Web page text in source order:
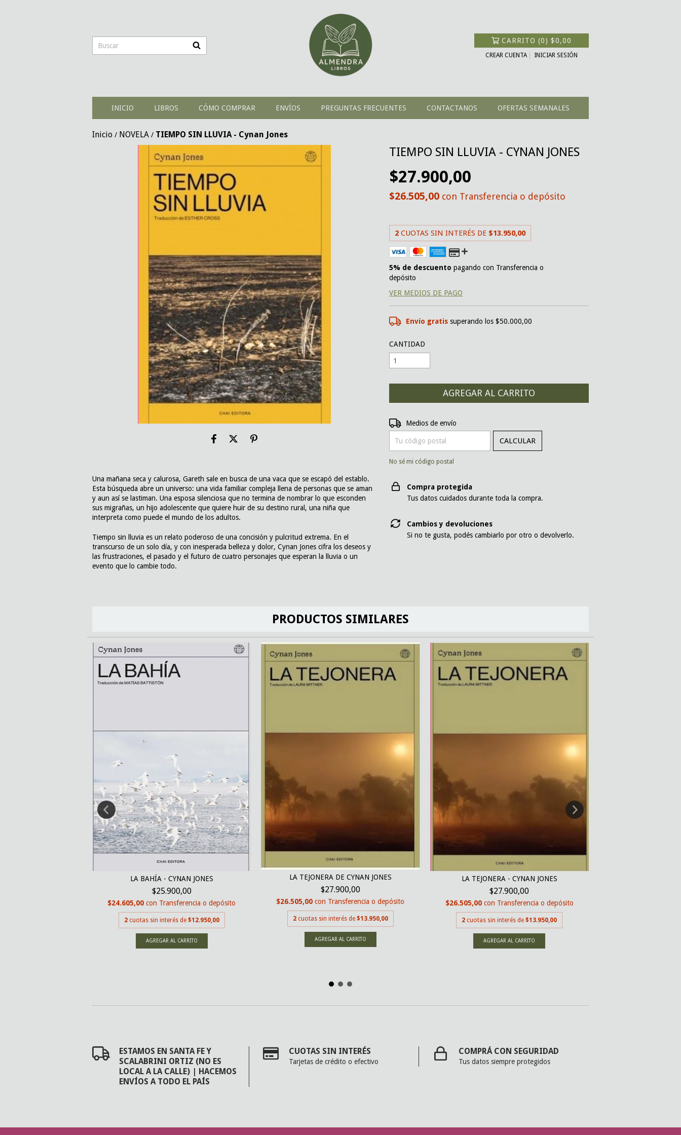
CARRITO (0)$0,00
CREAR CUENTA INICIAR SESIÓN
INICIO LIBROS CÓMO COMPRAR ENVÍOS PREGUNTAS FRECUENTES CONTACTANOS OFERTAS SEMANALES
Inicio / NOVELA / TIEMPO SIN LLUVIA - Cynan Jones
Una mañana seca y calurosa, Gareth sale en busca de una vaca que se escapó del establo.
Esta búsqueda abre un universo: una vida familiar compleja llena de personas que se aman
y aun así se lastiman. Una esposa silenciosa que no termina de nombrar lo que esconden
sus migrañas, un hijo adolescente que quiere huir de su destino rural, una niña que
interpreta como puede el mundo de los adultos.
Tiempo sin lluvia es un relato poderoso de una concisión y pulcritud extrema. En el
transcurso de un solo día, y con inesperada belleza y dolor, Cynan Jones cifra los deseos y
las frustraciones, el pasado y el futuro de cuatro personajes que esperan la lluvia o un
evento que lo cambie todo.
TIEMPO SIN LLUVIA - CYNAN JONES
$27.900,00
$26.505,00 con Transferencia o depósito
2 CUOTAS SIN INTERÉS DE $13.950,00
5% de descuento pagando con Transferencia o
depósito
VER MEDIOS DE PAGO
Envío gratis superando los $50.000,00
CANTIDAD
Entregas para el CP:
Medios de envío
CALCULAR
No sé mi código postal
Compra protegida
Tus datos cuidados durante toda la compra.
Cambios y devoluciones
Si no te gusta, podés cambiarlo por otro o devolverlo.
PRODUCTOS SIMILARES
LA BAHÍA - CYNAN JONES
$25.900,00
$24.605,00con Transferencia o depósito
2 cuotas sin interés de $12.950,00
LA TEJONERA DE CYNAN JONES
$27.900,00
$26.505,00con Transferencia o depósito
2 cuotas sin interés de $13.950,00
LA TEJONERA - CYNAN JONES
$27.900,00
$26.505,00 con Transferencia o depósito
2 cuotas sin interés de$13.950,00
ESTAMOS EN SANTA FE Y
SCALABRINI ORTIZ (NO ES
LOCAL A LA CALLE) | HACEMOS
ENVÍOS A TODO EL PAÍS
CUOTAS SIN INTERÉS
Tarjetas de crédito o efectivo
COMPRÁ CON SEGURIDAD
Tus datos siempre protegidos